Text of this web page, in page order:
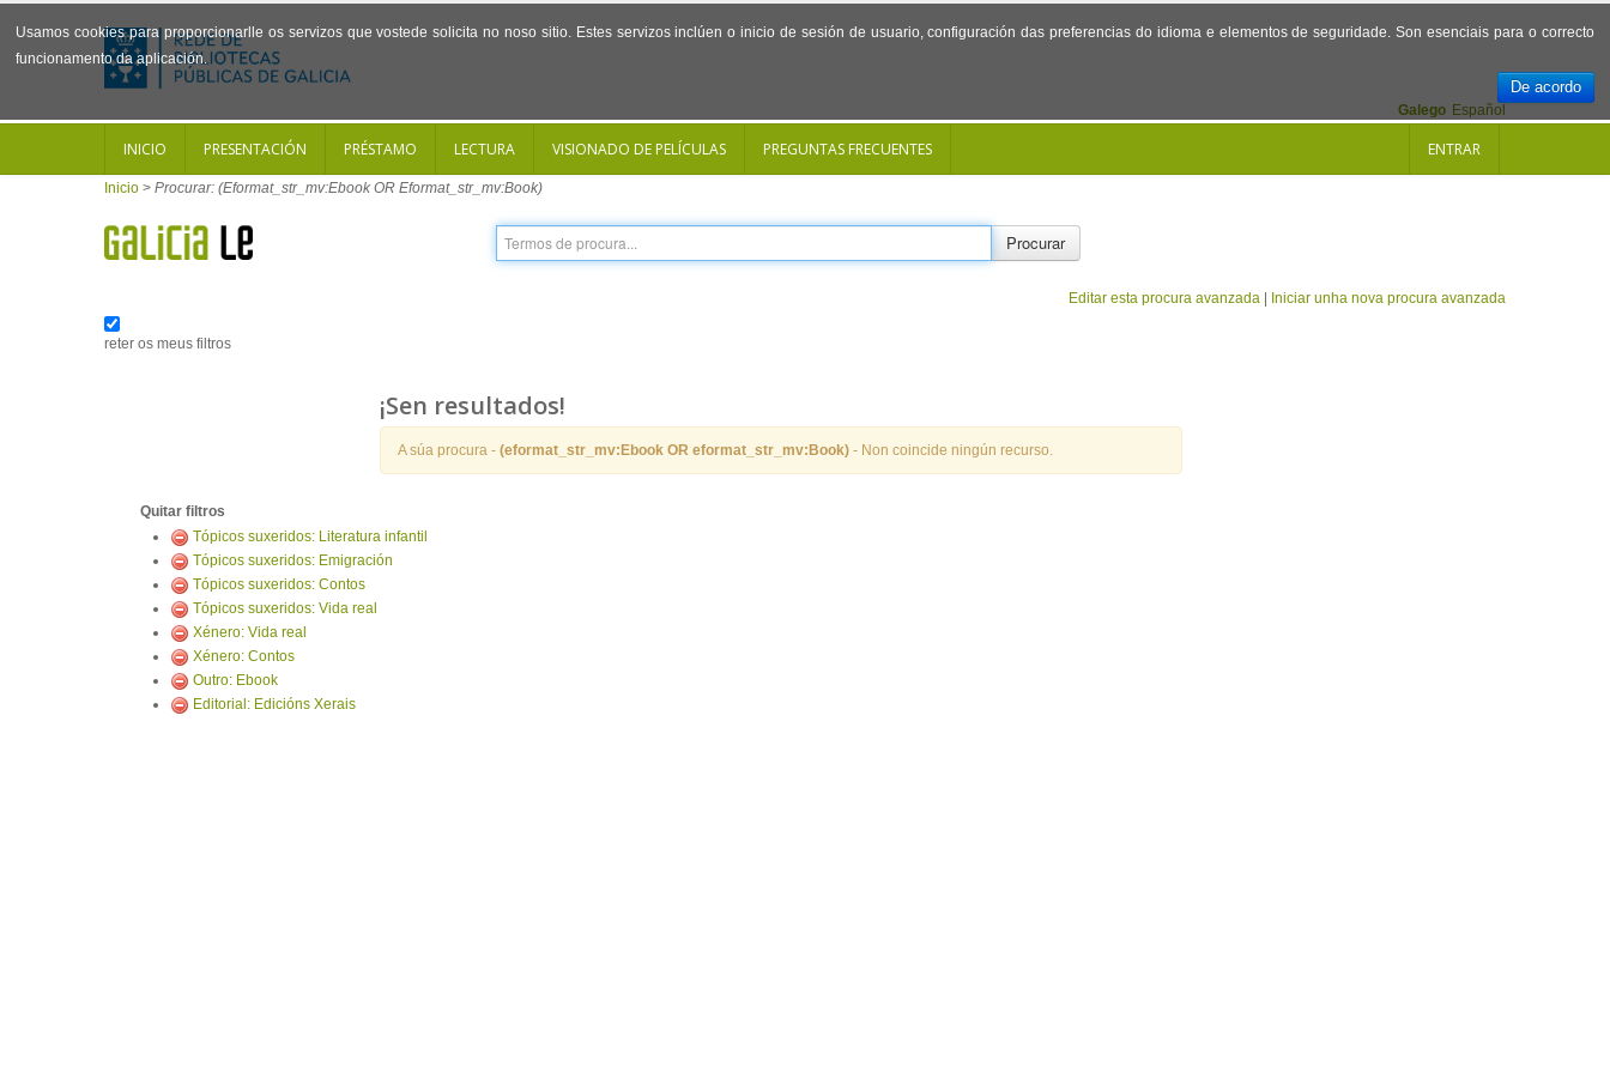
Usamos cookies para proporcionarlle os servizos que vostede solicita no noso sitio. Estes servizos inclúen o inicio de sesión de usuario, configuración das preferencias do idioma e elementos de seguridade. Son esenciais para o correcto
funcionamento da aplicación.
De acordo
Español
Galego
INICIO PRESENTACIÓN PRÉSTAMO LECTURA VISIONADO DE PELÍCULAS PREGUNTAS FRECUENTES ENTRAR
Inicio > Procurar: (Eformat_str_mv:Ebook OR Eformat_str_mv:Book)
Procurar
Editar esta procura avanzada Iniciar unha nova procura avanzada
reter os meus filtros
¡Sen resultados!
A súa procura - (eformat_str_mv:Ebook OR eformat_str_mv:Book) - Non coincide ningún recurso.
Quitar filtros
Tópicos suxeridos: Literatura infantil
Tópicos suxeridos: Emigración
Tópicos suxeridos: Contos
Tópicos suxeridos: Vida real
Xénero: Vida real
Xénero: Contos
Outro: Ebook
Editorial: Edicións Xerais